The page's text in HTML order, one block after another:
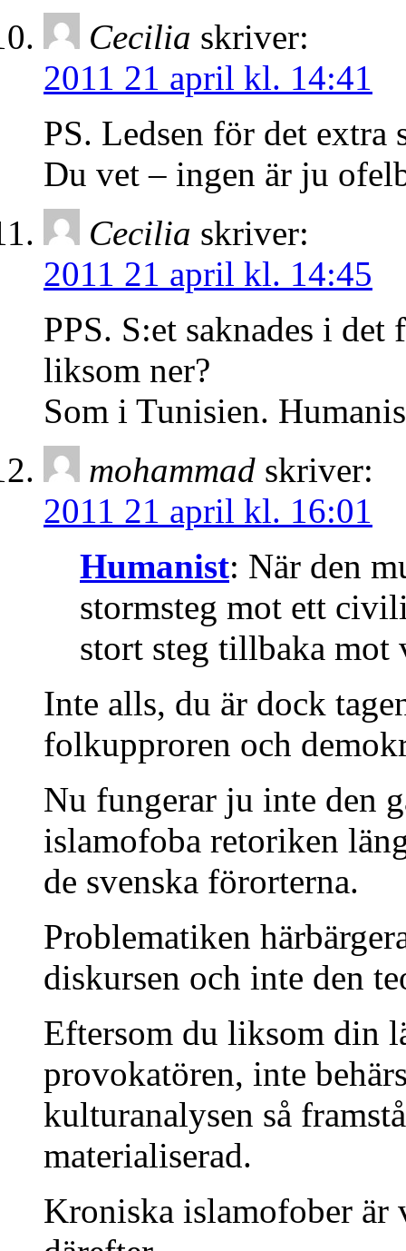
Cecilia skriver:
2011 21 april kl. 14:41
PS. Ledsen för det extra
Du vet – ingen är ju
Cecilia skriver:
2011 21 april kl. 14:45
PPS. S:et saknades i
liksom ner?
Som i Tunisien.
mohammad skriver:
2011 21 april kl. 16:01
Humanist: När den
stormsteg mot ett
stort steg tillbaka mot
Inte alls, du är dock
folkupproren och
Nu fungerar ju inte den
islamofoba retoriken
de svenska förorterna.
Problematiken
diskursen och inte den
Eftersom du liksom din
provokatören, inte
kulturanalysen så
materialiserad.
Kroniska islamofober är